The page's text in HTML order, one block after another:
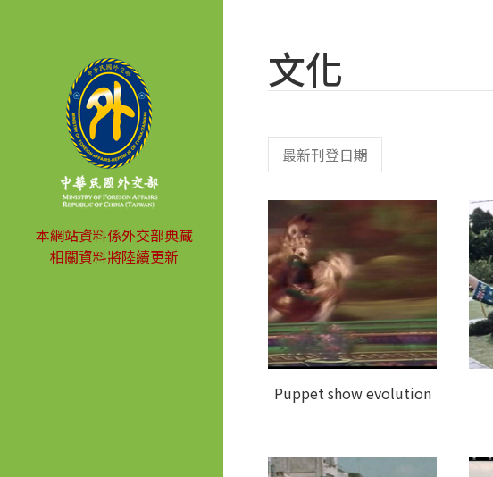
本網站資料係外交部典藏
相關資料將陸續更新
文化
Puppet show evolution